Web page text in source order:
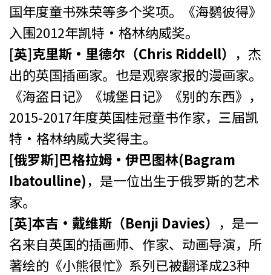
国年度童书殊荣等多个奖项。《海鹦彼得》
入围2012年凯特·格林纳威奖。
[英]克里斯·里德尔（Chris Riddell） ，杰
出的英国插画家。也是观察家报的漫画家。
《海盗日记》《城堡日记》《别的东西》，
2015-2017年度英国桂冠童书作家，三届凯
特·格林纳威大奖得主。
[俄罗斯]巴格拉姆·伊巴图林(Bagram
Ibatoulline)，是一位出生于俄罗斯的艺术
家。
[英]本吉·戴维斯（Benji Davies） ，是一
名来自英国的插画师、作家、动画导演，所
著绘的《小熊很忙》系列已被翻译成23种